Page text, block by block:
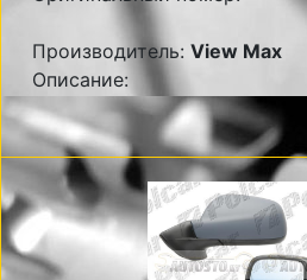
Производитель: View Max
Описание: